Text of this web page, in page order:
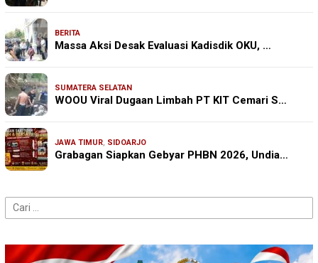
BERITA
Massa Aksi Desak Evaluasi Kadisdik OKU, …
SUMATERA SELATAN
WOOU Viral Dugaan Limbah PT KIT Cemari S…
JAWA TIMUR, SIDOARJO
Grabagan Siapkan Gebyar PHBN 2026, Undia…
Cari
untuk: